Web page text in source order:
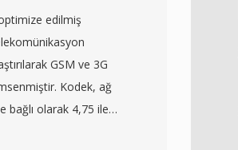
üzere yapılan
F4V, Flash tabanlı
aracılığıyla
hem de dinamik
esnek dağıtım
edilmiş
GSM ve 3G
Kodek, ağ
bağlı olarak 4,75 ile
olarak geçiş